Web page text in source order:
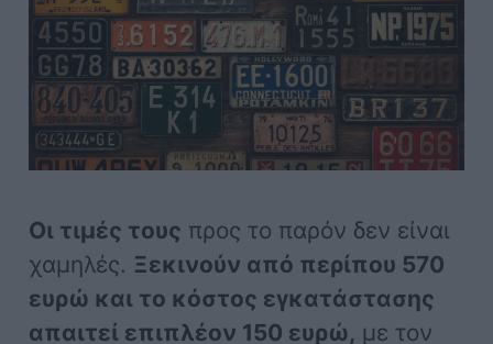
Οι τιμές τους προς το παρόν δεν είναι
χαμηλές. Ξεκινούν από περίπου 570
ευρώ και το κόστος εγκατάστασης
απαιτεί επιπλέον 150 ευρώ, με τον